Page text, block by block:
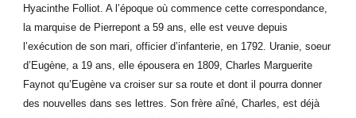
Hyacinthe Folliot. A l’époque où commence cette correspondance,
la marquise de Pierrepont a 59 ans, elle est veuve depuis
l’exécution de son mari, officier d’infanterie, en 1792. Uranie, soeur
d’Eugène, a 19 ans, elle épousera en 1809, Charles Marguerite
Faynot qu’Eugène va croiser sur sa route et dont il pourra donner
des nouvelles dans ses lettres. Son frère aîné, Charles, est déjà